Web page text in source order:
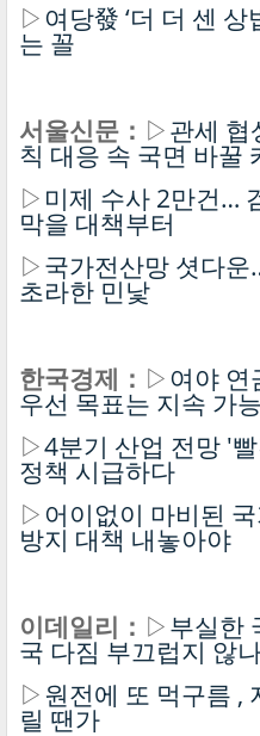
▷여당發 ‘더 더 센 상
는 꼴
서울신문： ▷관세 협
칙 대응 속 국면 바꿀
▷ 미제 수사 2만건…
막을 대책부터
▷국가전산망 셧다운
초라한 민낯
한국경제： ▷여야 연
우선 목표는 지속 가
▷4분기 산업 전망 '
정책 시급하다
▷어이없이 마비된
방지 대책 내놓아야
이데일리： ▷부실한
국 다짐 부끄럽지 않
▷원전에 또 먹구름 ,
릴 땐가